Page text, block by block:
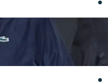
Obradovića